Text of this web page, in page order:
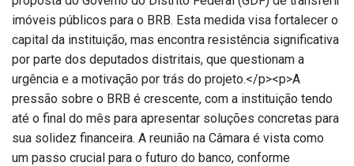
imóveis públicos para o BRB. Esta medida visa fortalecer o
capital da instituição, mas encontra resistência significativa
por parte dos deputados distritais, que questionam a
urgência e a motivação por trás do projeto.</p><p>A
pressão sobre o BRB é crescente, com a instituição tendo
até o final do mês para apresentar soluções concretas para
sua solidez financeira. A reunião na Câmara é vista como
um passo crucial para o futuro do banco, conforme